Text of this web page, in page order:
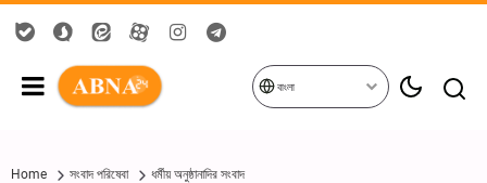
বাংলা
Home সংবাদ পরিষেবা ধর্মীয় অনুষ্ঠানাদির সংবাদ